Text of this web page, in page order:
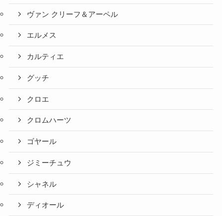
ヴァン クリーフ＆アーペル
エルメス
カルティエ
グッチ
クロエ
クロムハーツ
ゴヤール
ジミーチュウ
シャネル
ディオール